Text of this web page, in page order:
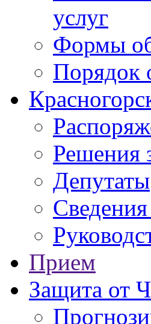
услуг
Формы
Порядок
Решения
Депутаты
Прием
Защита от